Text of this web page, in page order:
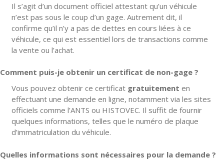
Il s’agit d’un document officiel attestant qu’un véhicule
n’est pas sous le coup d’un gage. Autrement dit, il
confirme qu’il n’y a pas de dettes en cours liées à ce
véhicule, ce qui est essentiel lors de transactions comme
la vente ou l’achat.
Comment puis-je obtenir un certificat de non-gage ?
Vous pouvez obtenir ce certificat gratuitement en
effectuant une demande en ligne, notamment via les sites
officiels comme l’ANTS ou HISTOVEC. Il suffit de fournir
quelques informations, telles que le numéro de plaque
d’immatriculation du véhicule.
Quelles informations sont nécessaires pour la demande ?